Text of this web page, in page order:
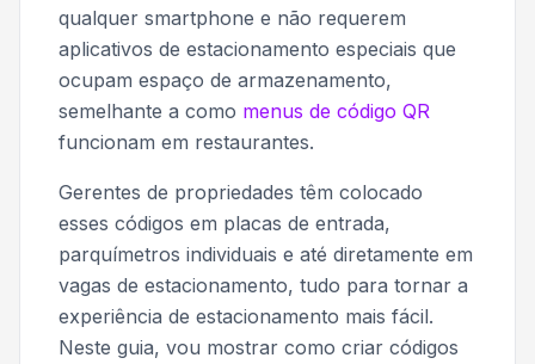
qualquer smartphone e não requerem
aplicativos de estacionamento especiais que
ocupam espaço de armazenamento,
semelhante a como menus de código QR
funcionam em restaurantes.
Gerentes de propriedades têm colocado
esses códigos em placas de entrada,
parquímetros individuais e até diretamente em
vagas de estacionamento, tudo para tornar a
experiência de estacionamento mais fácil.
Neste guia, vou mostrar como criar códigos